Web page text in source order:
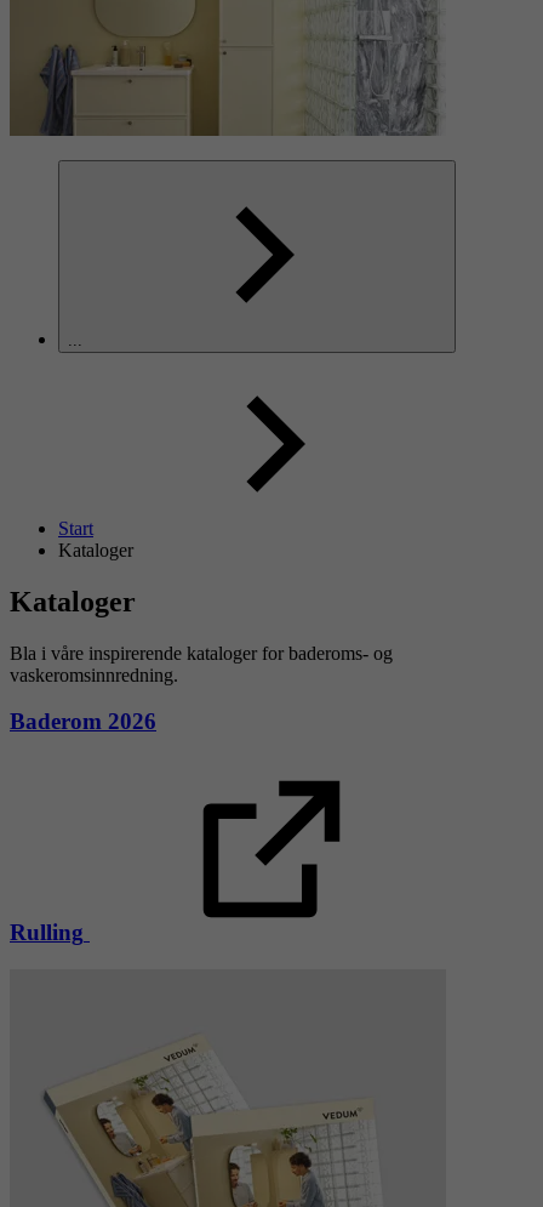
Start
Kataloger
Kataloger
Bla i våre inspirerende kataloger for baderoms- og
vaskeromsinnredning.
Baderom 2026
Rulling